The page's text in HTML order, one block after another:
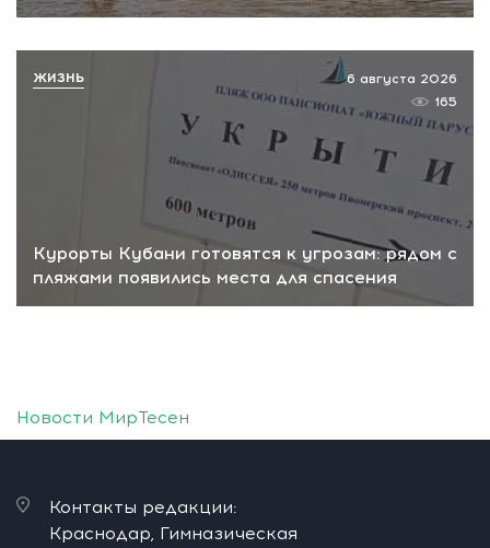
Курорты Кубани готовятся к угрозам: рядом с
пляжами появились места для спасения
6 августа 2026
165
ЖИЗНЬ
Новости МирТесен
Контакты редакции:
Краснодар, Гимназическая